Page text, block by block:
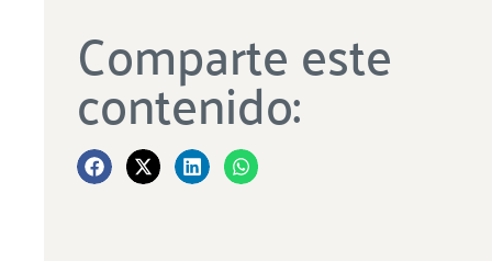
Comparte este
contenido: